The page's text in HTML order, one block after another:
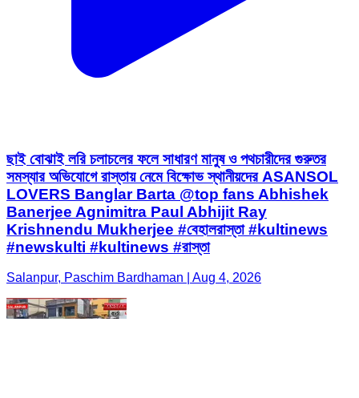
ছাই বোঝাই লরি চলাচলের ফলে সাধারণ মানুষ ও পথচারীদের গুরুতর
সমস্যার অভিযোগে রাস্তায় নেমে বিক্ষোভ স্থানীয়দের ASANSOL
LOVERS Banglar Barta @top fans Abhishek
Banerjee Agnimitra Paul Abhijit Ray
Krishnendu Mukherjee #বেহালরাস্তা #kultinews
#newskulti #kultinews #রাস্তা
Salanpur, Paschim Bardhaman | Aug 4, 2026